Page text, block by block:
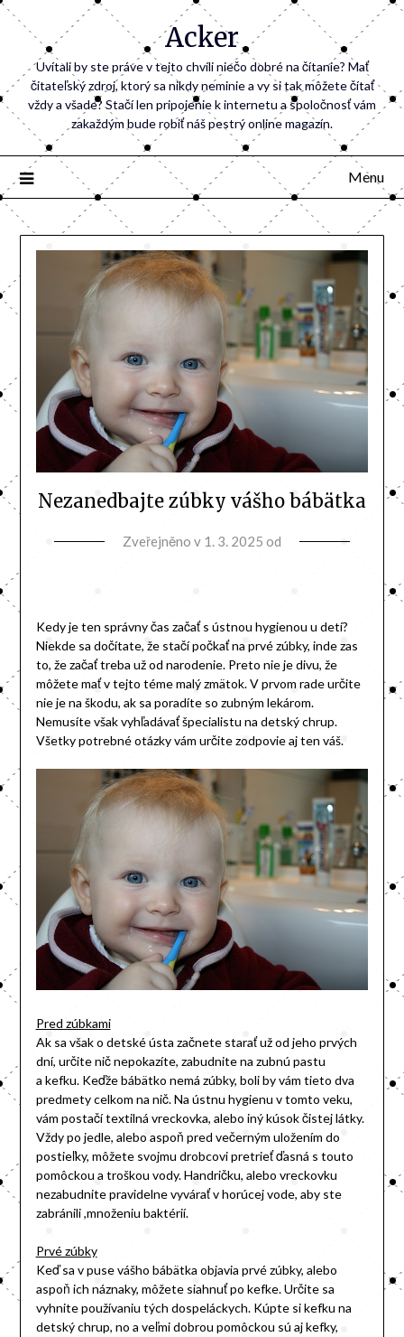
Acker
Uvítali by ste práve v tejto chvíli niečo dobré na čítanie? Mať
čitateľský zdroj, ktorý sa nikdy neminie a vy si tak môžete čítať
vždy a všade? Stačí len pripojenie k internetu a spoločnosť vám
zakaždým bude robiť náš pestrý online magazín.
Menu
Nezanedbajte zúbky vášho bábätka
Zveřejněno v 1. 3. 2025 od
Kedy je ten správny čas začať s ústnou hygienou u detí?
Niekde sa dočítate, že stačí počkať na prvé zúbky, inde zas
to, že začať treba už od narodenie. Preto nie je divu, že
môžete mať v tejto téme malý zmätok. V prvom rade určite
nie je na škodu, ak sa poradíte so zubným lekárom.
Nemusíte však vyhľadávať špecialistu na detský chrup.
Všetky potrebné otázky vám určite zodpovie aj ten váš.
Pred zúbkami
Ak sa však o detské ústa začnete starať už od jeho prvých
dní, určite nič nepokazíte, zabudnite na zubnú pastu
a kefku. Keďže bábätko nemá zúbky, boli by vám tieto dva
predmety celkom na nič. Na ústnu hygienu v tomto veku,
vám postačí textilná vreckovka, alebo iný kúsok čistej látky.
Vždy po jedle, alebo aspoň pred večerným uložením do
postieľky, môžete svojmu drobcovi pretrieť ďasná s touto
pomôckou a troškou vody. Handričku, alebo vreckovku
nezabudnite pravidelne vyvárať v horúcej vode, aby ste
zabránili ,množeniu baktérií.
Prvé zúbky
Keď sa v puse vášho bábätka objavia prvé zúbky, alebo
aspoň ich náznaky, môžete siahnuť po kefke. Určite sa
vyhnite používaniu tých dospeláckych. Kúpte si kefku na
detský chrup, no a veľmi dobrou pomôckou sú aj kefky,